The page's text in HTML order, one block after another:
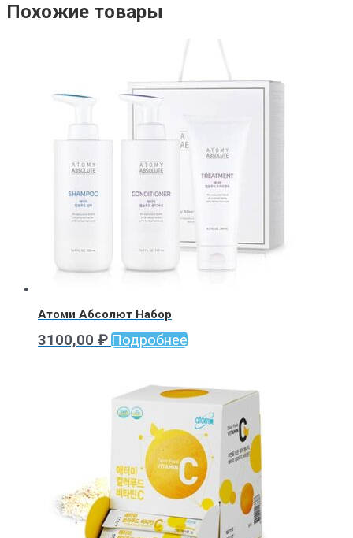
Похожие товары
Атоми Абсолют Набор
3100,00 ₽Подробнее